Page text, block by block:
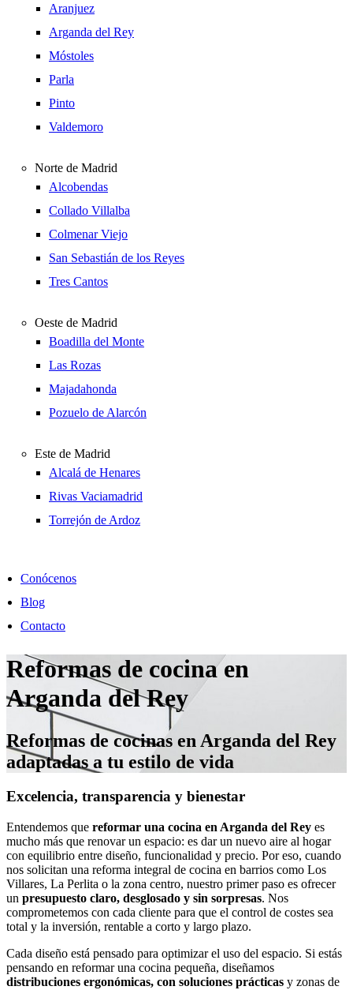
Aranjuez
Arganda del Rey
Móstoles
Parla
Pinto
Valdemoro
Norte de Madrid
Alcobendas
Collado Villalba
Colmenar Viejo
San Sebastián de los Reyes
Tres Cantos
Oeste de Madrid
Boadilla del Monte
Las Rozas
Majadahonda
Pozuelo de Alarcón
Este de Madrid
Alcalá de Henares
Rivas Vaciamadrid
Torrejón de Ardoz
Conócenos
Blog
Contacto
Reformas de cocina en
Arganda del Rey
Reformas de cocinas en Arganda del Rey
adaptadas a tu estilo de vida
Excelencia, transparencia y bienestar
Entendemos que reformar una cocina en Arganda del Rey es
mucho más que renovar un espacio: es dar un nuevo aire al hogar
con equilibrio entre diseño, funcionalidad y precio. Por eso, cuando
nos solicitan una reforma integral de cocina en barrios como Los
Villares, La Perlita o la zona centro, nuestro primer paso es ofrecer
un presupuesto claro, desglosado y sin sorpresas. Nos
comprometemos con cada cliente para que el control de costes sea
total y la inversión, rentable a corto y largo plazo.
Cada diseño está pensado para optimizar el uso del espacio. Si estás
pensando en reformar una cocina pequeña, diseñamos
distribuciones ergonómicas, con soluciones prácticas y zonas de